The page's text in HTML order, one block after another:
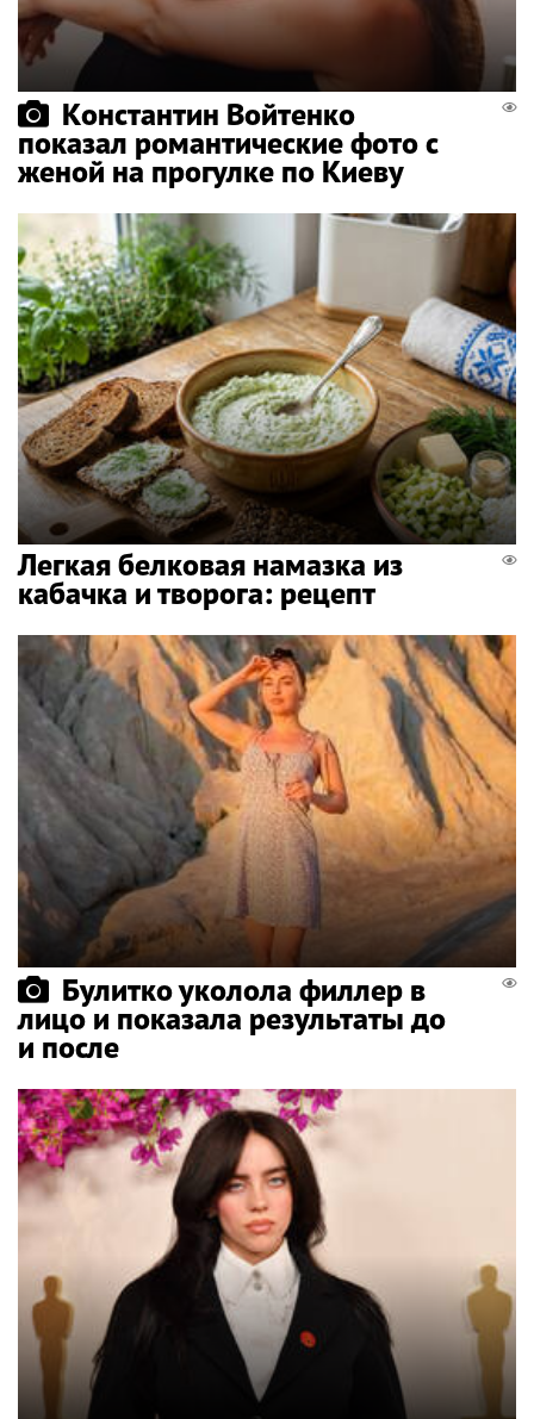
Константин Войтенко
показал романтические фото с
женой на прогулке по Киеву
Легкая белковая намазка из
кабачка и творога: рецепт
Булитко уколола филлер в
лицо и показала результаты до
и после